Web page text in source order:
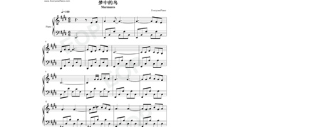
入亲切、安详而愉快的音乐世界之中。其乐曲的音色十分优
美，由充满朝气与活力的触键所产生的音韵更响亮而富有弹
歌词下方是梦中的鸟钢琴谱，希望大家喜欢。
梦中的鸟-Murmures歌词：